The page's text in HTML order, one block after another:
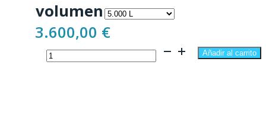
3.600,00
volumen
3.600,00 €
Depósito
Añadir al carrito